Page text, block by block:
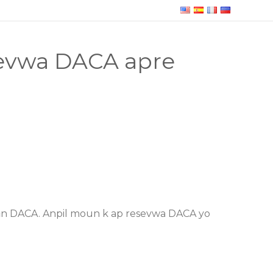
DACA apre
DACA. Anpil moun k ap resevwa DACA yo